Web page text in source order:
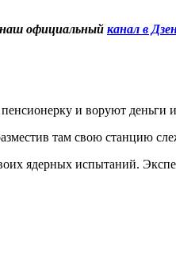
официальный канал в
и воруют деньги
там свою станцию
ядерных испытаний.